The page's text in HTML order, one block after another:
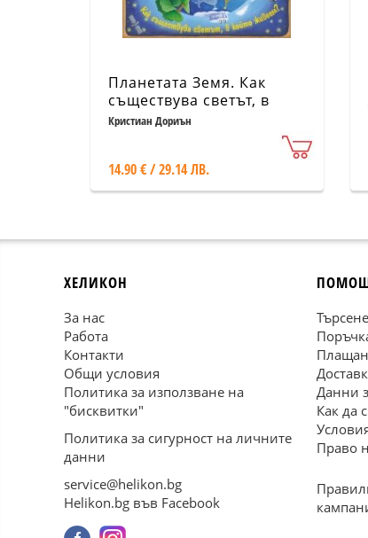
Планетата Земя. Как
съществува светът, в
който живеем?
Кристиан Дориън
14.90 € / 29.14 ЛВ.
ХЕЛИКОН
За нас
Работа
Контакти
Общи условия
Политика за използване на
"бисквитки"
Политика за сигурност на личните
данни
service@helikon.bg
Helikon.bg във Facebook
Търсене
Данни
Как да
Право